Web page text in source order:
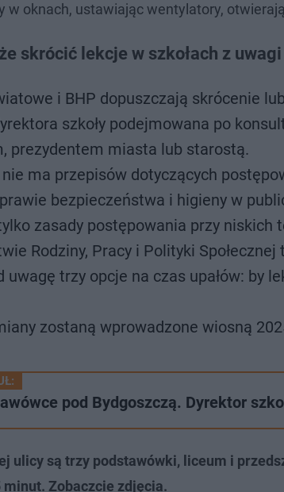
w oknach, ustawiając wentylatory,
skrócić lekcje w szkołach z
i BHP dopuszczają skrócenie
szkoły podejmowana po
prezydentem miasta lub starostą.
ma przepisów dotyczących
bezpieczeństwa i higieny w
zasady postępowania przy niskich
Rodziny, Pracy i Polityki
uwagę trzy opcje na czas upałów: by
zostaną wprowadzone wiosną
pod Bydgoszczą. Dyrektor
ulicy są trzy podstawówki, liceum i
minut. Zobaczcie zdjęcia.